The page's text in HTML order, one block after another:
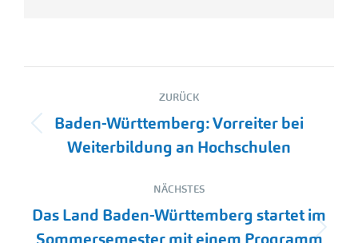
Kommentarnavigation
ZURÜCK
Vorheriger
Beitrag:
Baden-Württemberg: Vorreiter bei
Weiterbildung an Hochschulen
NÄCHSTES
Nächster
Das Land Baden-Württemberg startet im